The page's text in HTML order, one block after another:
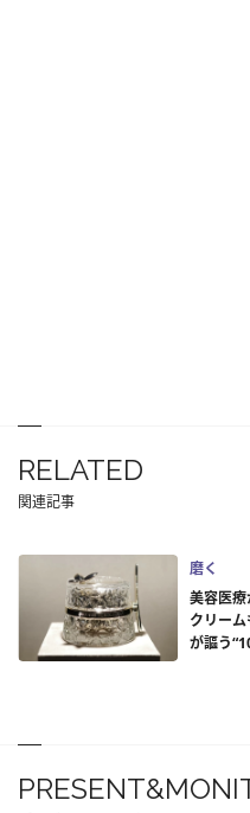
RELATED
関連記事
磨く
美容医
クリー
が謳う